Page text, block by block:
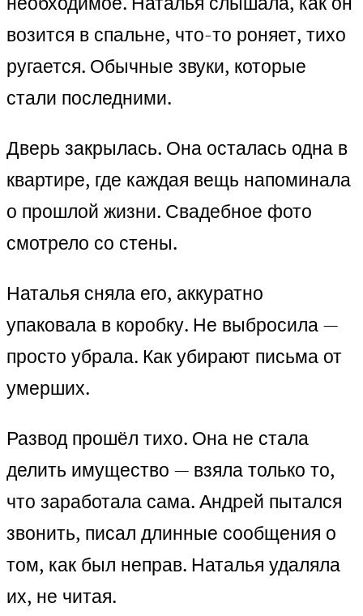
возится в спальне, что-то роняет, тихо
ругается. Обычные звуки, которые
стали последними.
Дверь закрылась. Она осталась одна в
квартире, где каждая вещь напоминала
о прошлой жизни. Свадебное фото
смотрело со стены.
Наталья сняла его, аккуратно
упаковала в коробку. Не выбросила —
просто убрала. Как убирают письма от
умерших.
Развод прошёл тихо. Она не стала
делить имущество — взяла только то,
что заработала сама. Андрей пытался
звонить, писал длинные сообщения о
том, как был неправ. Наталья удаляла
их, не читая.